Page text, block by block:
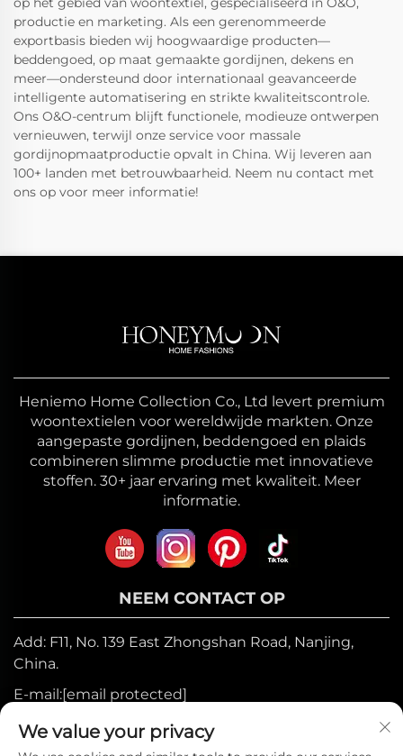
productie en marketing. Als een gerenommeerde
exportbasis bieden wij hoogwaardige producten—
beddengoed, op maat gemaakte gordijnen, dekens en
meer—ondersteund door internationaal geavanceerde
intelligente automatisering en strikte kwaliteitscontrole.
Ons O&O-centrum blijft functionele, modieuze ontwerpen
vernieuwen, terwijl onze service voor massale
gordijnopmaatproductie opvalt in China. Wij leveren aan
100+ landen met betrouwbaarheid. Neem nu contact met
ons op voor meer informatie!
Heniemo Home Collection Co., Ltd levert premium
woontextielen voor wereldwijde markten. Onze
aangepaste gordijnen, beddengoed en plaids
combineren slimme productie met innovatieve
stoffen. 30+ jaar ervaring met kwaliteit. Meer
informatie.
NEEM CONTACT OP
Add: F11, No. 139 East Zhongshan Road, Nanjing,
China.
E-mail:[email protected]
Mobiel:+86-17327710449
We value your privacy